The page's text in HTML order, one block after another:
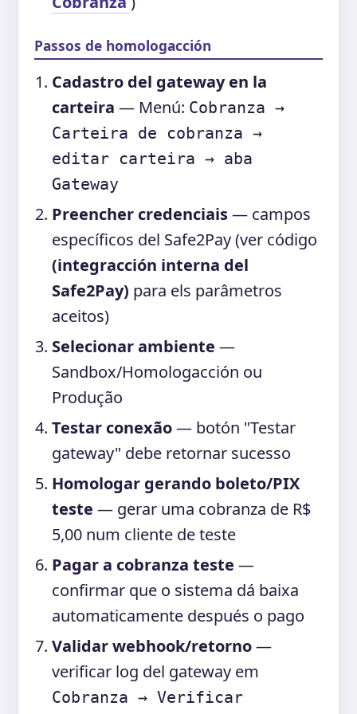
Passos de homologacción
Cadastro del gateway en la
carteira — Menú: Cobranza →
Carteira de cobranza →
editar carteira → aba
Gateway
Preencher credenciais— campos
específicos del Safe2Pay (ver código
(integracción interna del
Safe2Pay) para els parâmetros
aceitos)
Selecionar ambiente —
Sandbox/Homologacción ou
Produção
Testar conexão— botón "Testar
gateway" debe retornar sucesso
Homologar gerando boleto/PIX
teste — gerar uma cobranza de R$
5,00 num cliente de teste
Pagar a cobranza teste —
confirmar que o sistema dá baixa
automaticamente después o pago
Validar webhook/retorno—
verificar log del gateway em
Cobranza → Verificar